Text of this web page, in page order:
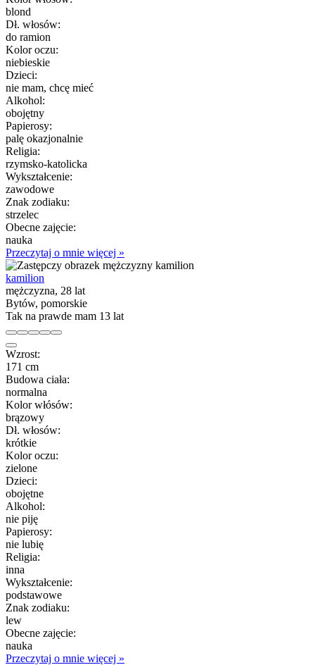
blond
Dł. włosów:
do ramion
Kolor oczu:
niebieskie
Dzieci:
nie mam, chcę mieć
Alkohol:
obojętny
Papierosy:
palę okazjonalnie
Religia:
rzymsko-katolicka
Wykształcenie:
zawodowe
Znak zodiaku:
strzelec
Obecne zajęcie:
nauka
Przeczytaj o mnie więcej »
kamilion
mężczyzna, 28 lat
Bytów, pomorskie
Tak na prawde mam 13 lat
Wzrost:
171 cm
Budowa ciała:
normalna
Kolor włósów:
brązowy
Dł. włosów:
krótkie
Kolor oczu:
zielone
Dzieci:
obojętne
Alkohol:
nie piję
Papierosy:
nie lubię
Religia:
inna
Wykształcenie:
podstawowe
Znak zodiaku:
lew
Obecne zajęcie:
nauka
Przeczytaj o mnie więcej »